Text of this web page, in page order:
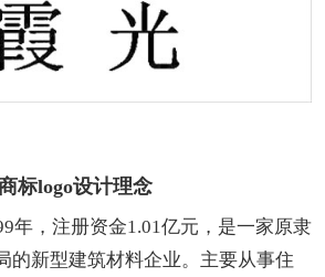
标logo设计理念
年，注册资金1.01亿元，是一家原隶
的新型建筑材料企业。主要从事住